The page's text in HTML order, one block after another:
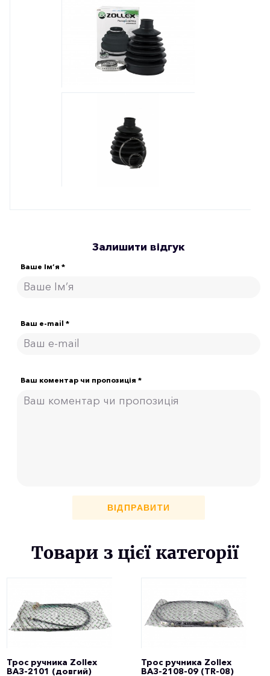
Залишити відгук
Ваше Ім’я *
Ваш e-mail *
Ваш коментар чи пропозиція *
ВІДПРАВИТИ
Товари з цієї категорії
Трос ручника Zollex
ВАЗ-2101 (довгий)
Трос ручника Zollex
ВАЗ-2108-09 (TR-08)